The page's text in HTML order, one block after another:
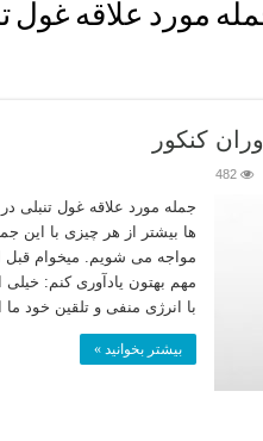
مورد علاقه غول
کنکور
482
جمله مورد علاقه غول تنبلی
ها بیشتر از هر چیزی با
مواجه می شویم. میخوام قبل
مهم بهتون یادآوری کنم: خیلی
با انرژی منفی و تلقین خود
بیشتر بخوانید »